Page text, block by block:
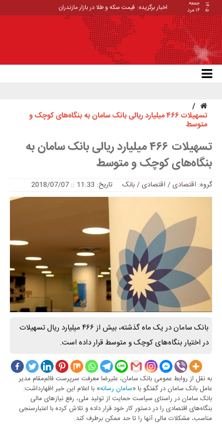
۱۴۰۵
جمعه
۱۶ مرد
اخبار برگزیده: قیمت سکه و طلا در بازار مازندران
تسهیلات ۴۶۶ میلیارد ریالی بانک سامان به بنگاه‌های کوچک و
متوسط
تسهیلات ۴۶۶ میلیارد ریالی بانک سامان به
بنگاه‌های کوچک و متوسط
گروه: اقتصادی/ اقتصادی / بانک تاریخ: 11:33 :: 2018/07/07
بانک سامان در یک ماه گذشته، بیش از ۴۶۶ میلیارد ریال تسهیلات
در اختیار بنگاه‌های کوچک و متوسط قرار داده است.
به نقل از روابط عمومی بانک سامان، علیرضا معرفت سرپرست قائم‌مقام مدیر
عامل بانک سامان در گفتگو با «سامان رسانه» با اعلام این خبر اظهارداشت:
بانک سامان در راستای سیاست حمایت از تولید ملی، رفع نیازهای مالی
بنگاه‌های اقتصادی را در دستور کار خود قرار داده و تلاش کرده با اعتبارسنجی
مناسب، مشکلات مالی آنها را تا حد ممکن برطرف کند.